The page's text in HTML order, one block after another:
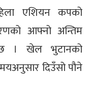
एशियन कपको
आफ्नो अन्तिम
। खेल भुटानको
दिउँसो पौने